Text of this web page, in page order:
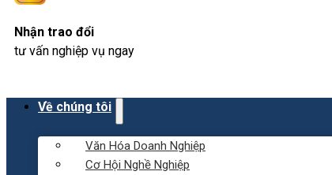
Nhận trao đổi
tư vấn nghiệp vụ ngay
Về chúng tôi
Văn Hóa Doanh Nghiệp
Cơ Hội Nghề Nghiệp